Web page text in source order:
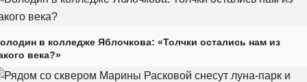
в колледже Яблочкова: «Толчки остались нам из
века?»